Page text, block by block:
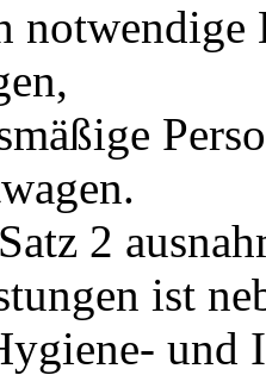
notwendige
2
ist
und